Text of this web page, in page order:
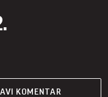
KOMENTAR